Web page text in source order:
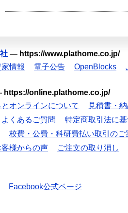
— https://www.plathome.co.jp/
情報 電子公告 OpenBlocks
https://online.plathome.co.jp/
オンラインについて
見積書・
よくあるご質問
特定商取引法に
校費・公費・科研費払い取引のご
客様からの声 ご注文の取り消し
Facebook公式ページ